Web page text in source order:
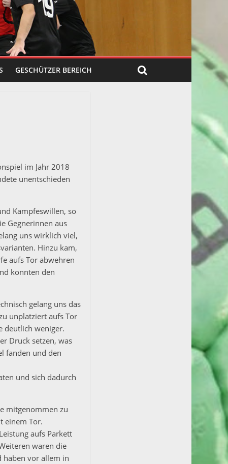
GESCHÜTZER BEREICH
im Jahr 2018
unentschieden
Kampfeswillen, so
Gegnerinnen aus
uns wirklich viel,
Hinzu kam,
aufs Tor abwehren
konnten den
gelang uns das
unplatziert aufs Tor
deutlich weniger.
Druck setzen, was
fanden und den
und sich dadurch
mitgenommen zu
einem Tor.
aufs Parkett
waren die
haben vor allem in